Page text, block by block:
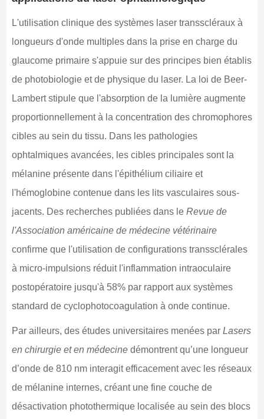
L'utilisation clinique des systèmes laser transscléraux à
longueurs d'onde multiples dans la prise en charge du
glaucome primaire s'appuie sur des principes bien établis
de photobiologie et de physique du laser. La loi de Beer-
Lambert stipule que l'absorption de la lumière augmente
proportionnellement à la concentration des chromophores
cibles au sein du tissu. Dans les pathologies
ophtalmiques avancées, les cibles principales sont la
mélanine présente dans l'épithélium ciliaire et
l'hémoglobine contenue dans les lits vasculaires sous-
jacents. Des recherches publiées dans le Revue de
l'Association américaine de médecine vétérinaire
confirme que l'utilisation de configurations transsclérales
à micro-impulsions réduit l'inflammation intraoculaire
postopératoire jusqu'à 58% par rapport aux systèmes
standard de cyclophotocoagulation à onde continue.
Par ailleurs, des études universitaires menées par Lasers
en chirurgie et en médecinedémontrent qu’une longueur
d’onde de 810 nm interagit efficacement avec les réseaux
de mélanine internes, créant une fine couche de
désactivation photothermique localisée au sein des blocs